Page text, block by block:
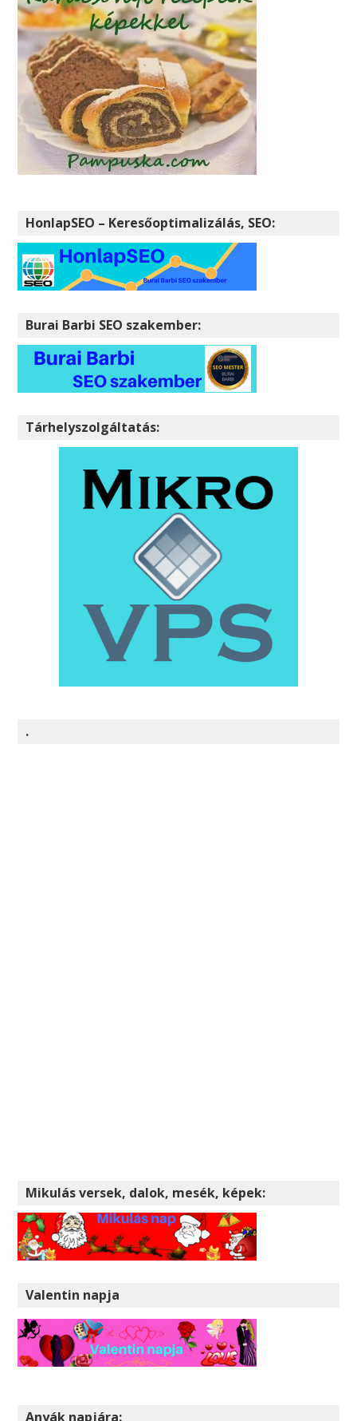
HonlapSEO – Keresőoptimalizálás, SEO:
Burai Barbi SEO szakember:
Tárhelyszolgáltatás:
.
Mikulás versek, dalok, mesék, képek:
Valentin napja
Anyák napjára: